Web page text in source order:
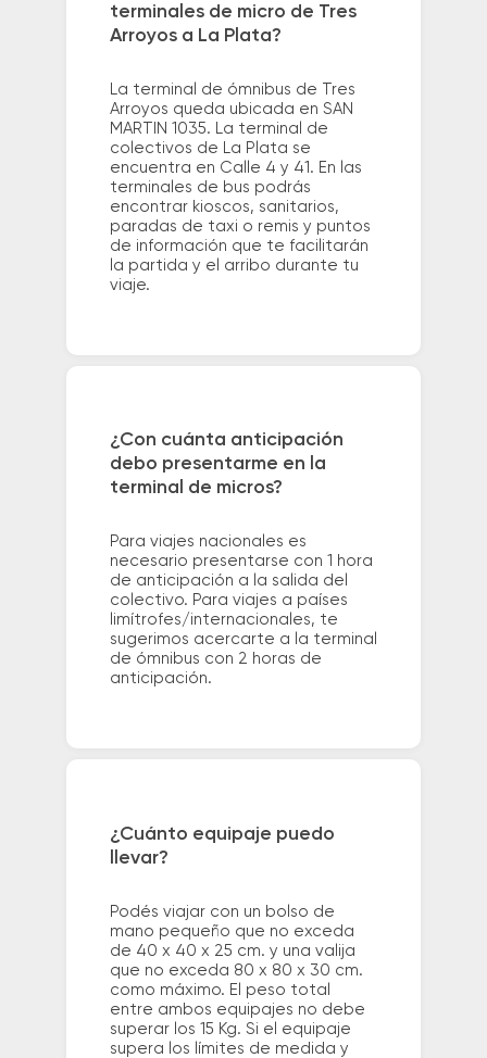
terminales de micro de Tres
Arroyos a La Plata?
La terminal de ómnibus de Tres
Arroyos queda ubicada en SAN
MARTIN 1035. La terminal de
colectivos de La Plata se
encuentra en Calle 4 y 41. En las
terminales de bus podrás
encontrar kioscos, sanitarios,
paradas de taxi o remis y puntos
de información que te facilitarán
la partida y el arribo durante tu
viaje.
¿Con cuánta anticipación
debo presentarme en la
terminal de micros?
Para viajes nacionales es
necesario presentarse con 1 hora
de anticipación a la salida del
colectivo. Para viajes a países
limítrofes/internacionales, te
sugerimos acercarte a la terminal
de ómnibus con 2 horas de
anticipación.
¿Cuánto equipaje puedo
llevar?
Podés viajar con un bolso de
mano pequeño que no exceda
de 40 x 40 x 25 cm. y una valija
que no exceda 80 x 80 x 30 cm.
como máximo. El peso total
entre ambos equipajes no debe
superar los 15 Kg. Si el equipaje
supera los límites de medida y